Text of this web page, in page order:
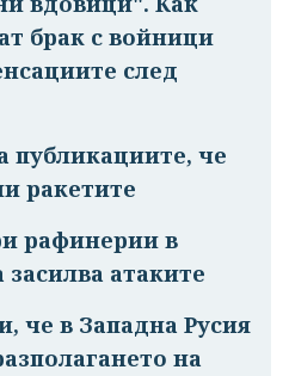
брак с войници
след
публикациите, че
ракетите
рафинерии в
атаките
че в Западна Русия
на